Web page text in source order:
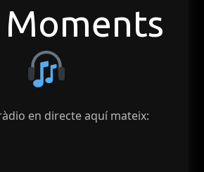
Moments
en directe aquí mateix: